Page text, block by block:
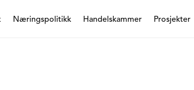
Næringspolitikk Handelskammer Prosjekter